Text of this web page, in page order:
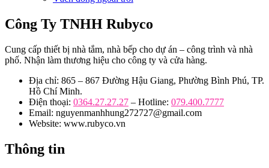
Công Ty TNHH Rubyco
Cung cấp thiết bị nhà tắm, nhà bếp cho dự án – công trình và nhà
phố. Nhận làm thương hiệu cho công ty và cửa hàng.
Địa chỉ: 865 – 867 Đường Hậu Giang, Phường Bình Phú, TP.
Hồ Chí Minh.
Điện thoại: 0364.27.27.27 – Hotline: 079.400.7777
Email: nguyenmanhhung272727@gmail.com
Website: www.rubyco.vn
Thông tin